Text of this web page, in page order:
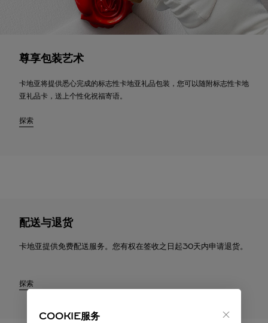
尊享包装艺术
卡地亚将提供悉心完成的标志性卡地亚礼品包装，您可以随附标志性卡地
亚礼品卡，送上个性化祝福寄语。
探索
配送与退货
卡地亚提供免费配送服务。您有权在签收之日起30天内申请退货。
探索
COOKIE服务